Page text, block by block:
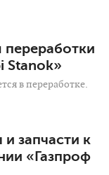
Stanok»
в переработке.
и запчасти к
«Газпроф